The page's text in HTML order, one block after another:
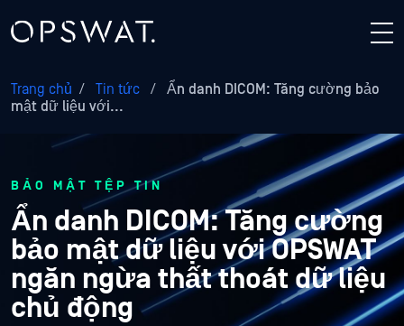
Trang chủ / Tin tức /
Ẩn danh DICOM: Tăng cường bảo
mật dữ liệu với...
BẢO MẬT TỆP TIN
Ẩn danh DICOM: Tăng cường
bảo mật dữ liệu với OPSWAT
ngăn ngừa thất thoát dữ liệu
chủ động